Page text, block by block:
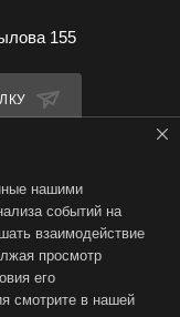
155
нашими
событий на
взаимодействие
просмотр
его
смотрите в нашей